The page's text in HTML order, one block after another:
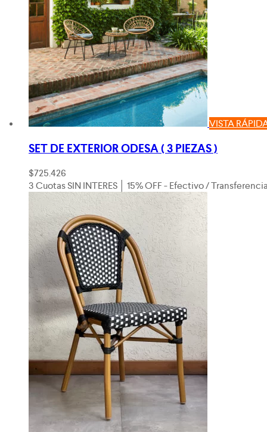
VISTA
SET DE EXTERIOR ODESA ( 3 PIEZAS )
$725.426
3 Cuotas SIN INTERES │ 15% OFF - Efectivo /